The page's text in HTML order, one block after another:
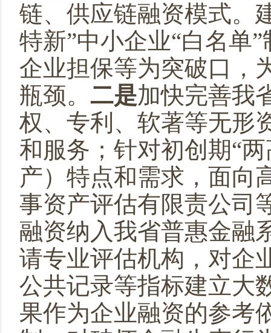
链、供应链融资模式。
特新”中小企业“白名单
企业担保等为突破口，
瓶颈。 二是加快完善我
权、专利、软著等无形
和服务；针对初创期“
产）特点和需求， 面向
事资产评估有限责公司
融资纳入我省普惠金融
请专业评估机构，对企
公共记录等指标建立大
果作为企业融资的参考